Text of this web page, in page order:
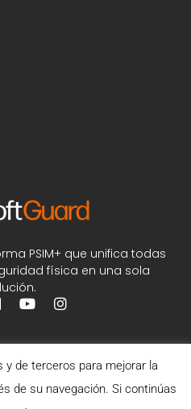
PSIM+ que unifica todas
física en una sola
y de terceros para mejorar la
de su navegación. Si continúas